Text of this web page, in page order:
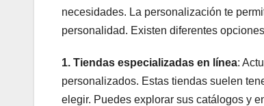
necesidades. La personalización te
personalidad. Existen diferentes
1. Tiendas especializadas en línea:
personalizados. Estas tiendas suelen
elegir. Puedes explorar sus catálogos y